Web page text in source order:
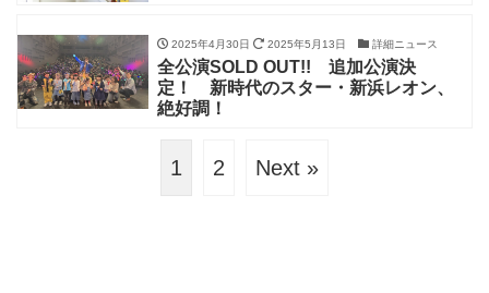
2025年4月30日 2025年5月13日 詳細ニュース
全公演SOLD OUT!! 追加公演決
定！ 新時代のスター・新浜レオン、
絶好調！
1 2 Next »